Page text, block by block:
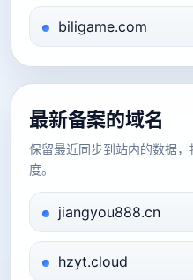
biligame.com
最新备案的域名
保留最近同步到站内的数据
度。
jiangyou888.cn
hzyt.cloud